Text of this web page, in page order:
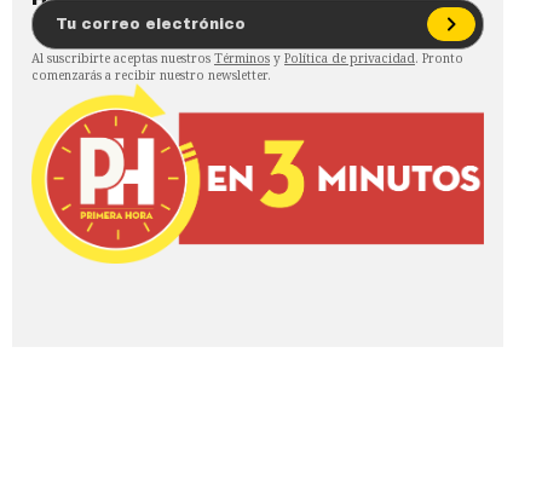
Al suscribirte aceptas nuestros Términos y Política de privacidad. Pronto
comenzarás a recibir nuestro newsletter.